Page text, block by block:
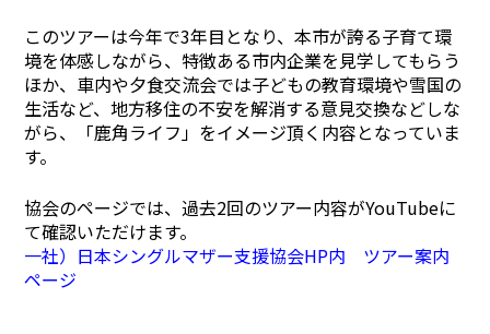
このツアーは今年で3年目となり、本市が誇る子育て環
境を体感しながら、特徴ある市内企業を見学してもらう
ほか、車内や夕食交流会では子どもの教育環境や雪国の
生活など、地方移住の不安を解消する意見交換などしな
がら、「鹿角ライフ」をイメージ頂く内容となっていま
す。
協会のページでは、過去2回のツアー内容がYouTubeに
て確認いただけます。
一社）日本シングルマザー支援協会HP内 ツアー案内
ページ